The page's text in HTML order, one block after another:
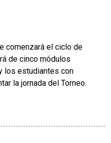
comenzará el ciclo de
de cinco módulos
los estudiantes con
la jornada del Torneo.